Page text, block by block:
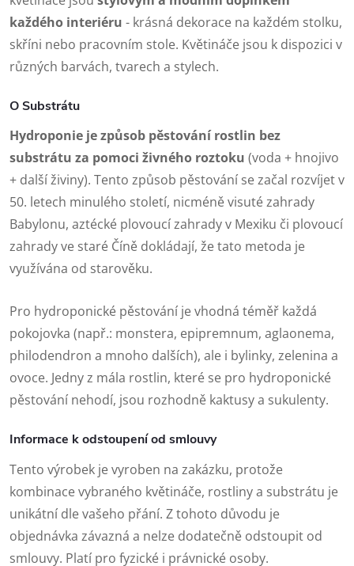
každého interiéru - krásná dekorace na každém stolku,
skříni nebo pracovním stole. Květináče jsou k dispozici v
různých barvách, tvarech a stylech.
O Substrátu
Hydroponie je způsob pěstování rostlin bez
substrátu za pomoci živného roztoku (voda + hnojivo
+ další živiny). Tento způsob pěstování se začal rozvíjet v
50. letech minulého století, nicméně visuté zahrady
Babylonu, aztécké plovoucí zahrady v Mexiku či plovoucí
zahrady ve staré Číně dokládají, že tato metoda je
využívána od starověku.
Pro hydroponické pěstování je vhodná téměř každá
pokojovka (např.: monstera, epipremnum, aglaonema,
philodendron a mnoho dalších), ale i bylinky, zelenina a
ovoce. Jedny z mála rostlin, které se pro hydroponické
pěstování nehodí, jsou rozhodně kaktusy a sukulenty.
Informace k odstoupení od smlouvy
Tento výrobek je vyroben na zakázku, protože
kombinace vybraného květináče, rostliny a substrátu je
unikátní dle vašeho přání. Z tohoto důvodu je
objednávka závazná a nelze dodatečně odstoupit od
smlouvy. Platí pro fyzické i právnické osoby.